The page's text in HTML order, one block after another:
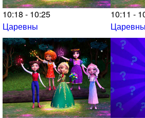
10:18 - 10:25
Царевны
10:11 -
Царевны